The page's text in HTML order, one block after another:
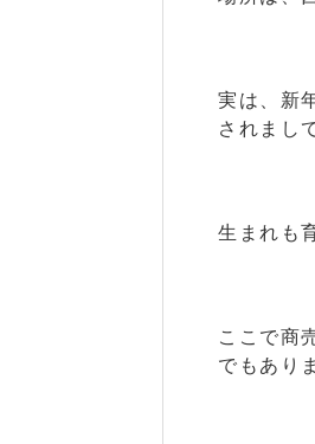
実は、新
されまし
生まれも
ここで商
でもあり